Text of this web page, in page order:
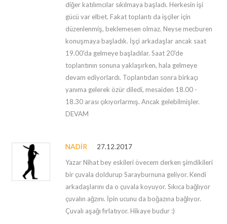
diğer katılımcılar sıkılmaya başladı. Herkesin işi
gücü var elbet. Fakat toplantı da işçiler için
düzenlenmiş, beklemesen olmaz. Neyse mecburen
konuşmaya başladık. İşçi arkadaşlar ancak saat
19.00'da gelmeye başladılar. Saat 20'de
toplantının sonuna yaklaşırken, hala gelmeye
devam ediyorlardı. Toplantıdan sonra birkaçı
yanıma gelerek özür diledi, mesaiden 18.00 -
18.30 arası çıkıyorlarmış. Ancak gelebilmişler.
DEVAM
NADIR
27.12.2017
Yazar Nihat bey eskileri övecem derken şimdikileri
bir çuvala doldurup Sarayburnuna geliyor. Kendi
arkadaşlarını da o çuvala koyuyor. Sıkıca bağlıyor
çuvalın ağzını. İpin ucunu da boğazına bağlıyor.
Çuvalı aşağı fırlatıyor. Hikaye budur :)